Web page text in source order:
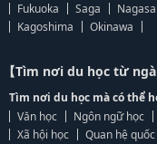
Fukuoka
Saga
Kagoshima
Okinawa
【Tìm nơi du học từ
Tìm nơi du học mà có thể
Văn học
Ngôn ngữ học
Xã hội học
Quan hệ